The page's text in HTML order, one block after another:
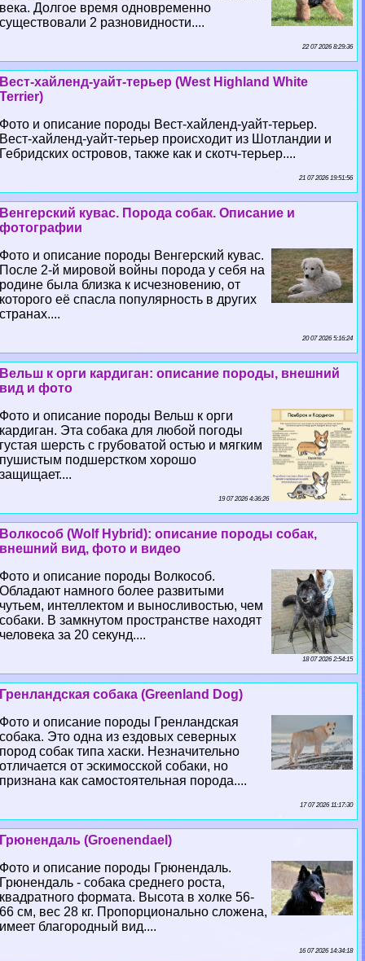
века. Долгое время одновременно
существовали 2 разновидности....
22 07 2026 8:29:36
Вест-хайленд-уайт-терьер (West Highland White
Terrier)
Фото и описание породы Вест-хайленд-уайт-терьер.
Вест-хайленд-уайт-терьер происходит из Шотландии и
Гебридских островов, также как и скотч-терьер....
21 07 2026 19:51:56
Венгерский кувас. Порода собак. Описание и
фотографии
Фото и описание породы Венгерский кувас.
После 2-й мировой войны порода у себя на
родине была близка к исчезновению, от
которого её спасла популярность в других
странах....
20 07 2026 5:16:24
Вельш к opги кардиган: описание породы, внешний
вид и фото
Фото и описание породы Вельш к opги
кардиган. Эта собака для любой погоды
густая шерсть с грубоватой остью и мягким
пушистым подшерстком хорошо
защищает....
19 07 2026 4:36:26
Волкособ (Wolf Hybrid): описание породы собак,
внешний вид, фото и видео
Фото и описание породы Волкособ.
Обладают намного более развитыми
чутьем, интеллектом и выносливостью, чем
собаки. В замкнутом прострaнcтве находят
человека за 20 секунд....
18 07 2026 2:54:15
Гренландская собака (Greenland Dog)
Фото и описание породы Гренландская
собака. Это одна из ездовых северных
пород собак типа хаски. Незначительно
отличается от эскимосской собаки, но
признана как самостоятельная порода....
17 07 2026 11:17:30
Грюнендаль (Groenendael)
Фото и описание породы Грюнендаль.
Грюнендаль - собака среднего роста,
квадратного формата. Высота в холке 56-
66 см, вес 28 кг. Пропорционально сложена,
имеет благородный вид....
16 07 2026 14:34:18